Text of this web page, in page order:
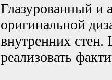
Глазурованный и
оригинальной
внутренних стен.
реализовать